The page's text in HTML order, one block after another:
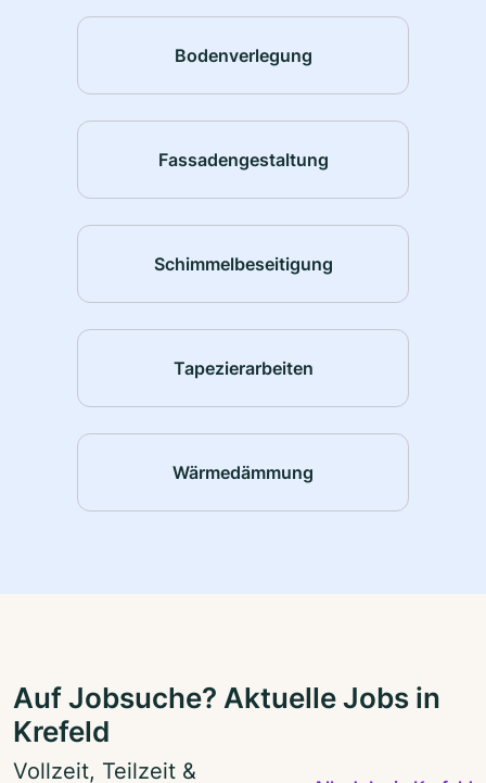
Bodenverlegung
Fassadengestaltung
Schimmelbeseitigung
Tapezierarbeiten
Wärmedämmung
Auf Jobsuche? Aktuelle Jobs in
Krefeld
Vollzeit, Teilzeit &